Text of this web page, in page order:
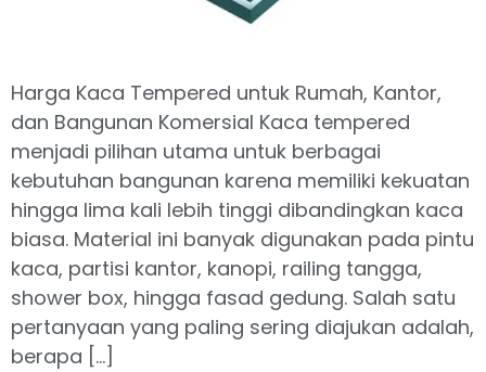
Harga Kaca Tempered untuk Rumah, Kantor,
dan Bangunan Komersial Kaca tempered
menjadi pilihan utama untuk berbagai
kebutuhan bangunan karena memiliki kekuatan
hingga lima kali lebih tinggi dibandingkan kaca
biasa. Material ini banyak digunakan pada pintu
kaca, partisi kantor, kanopi, railing tangga,
shower box, hingga fasad gedung. Salah satu
pertanyaan yang paling sering diajukan adalah,
berapa […]